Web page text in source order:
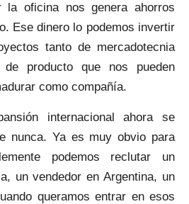
la oficina nos genera ahorros
Ese dinero lo podemos invertir
tanto de mercadotecnia
producto que nos pueden
como compañía.
internacional ahora se
nunca. Ya es muy obvio para
podemos reclutar un
un vendedor en Argentina, un
queramos entrar en esos